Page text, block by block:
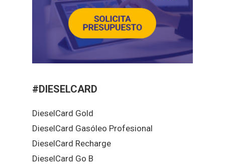
#DIESELCARD
DieselCard Gold
DieselCard Gasóleo Profesional
DieselCard Recharge
DieselCard Go B